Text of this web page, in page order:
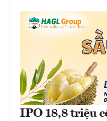
IPO 18,8 triệu